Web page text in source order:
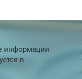
информации
в